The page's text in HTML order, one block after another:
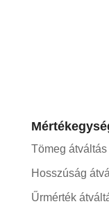
Tömeg átváltás
Hosszúság
Űrmérték